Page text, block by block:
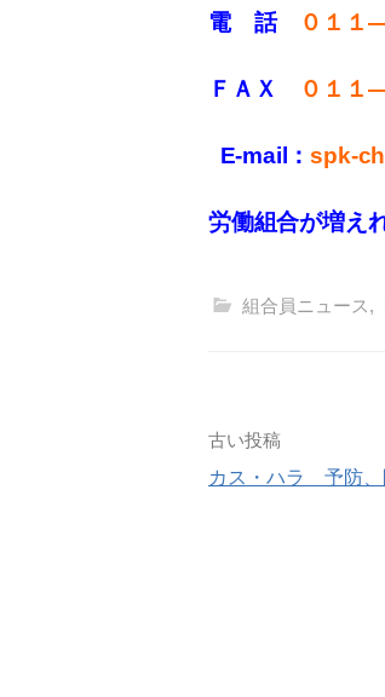
電 話 ０１１
ＦＡＸ ０１１
E-mail：spk-
労働組合が増え
組合員ニュース ,
投
稿
古い投稿
カス・ハラ 予防、